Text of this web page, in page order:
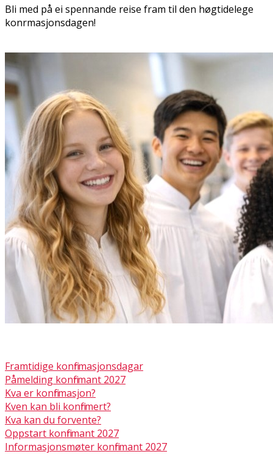
Bli med på ei spennande reise fram til den høgtidelege
konfirmasjonsdagen!
Framtidige konfirmasjonsdagar
Påmelding konfirmant 2027
Kva er konfirmasjon?
Kven kan bli konfirmert?
Kva kan du forvente?
Oppstart konfirmant 2027
Informasjonsmøter konfirmant 2027